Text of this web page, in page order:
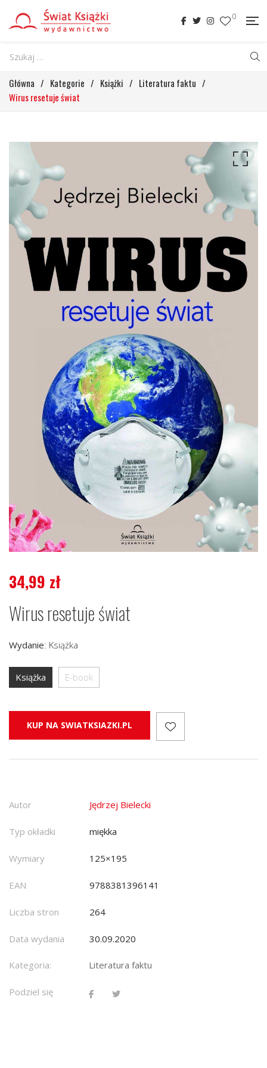
0
Główna / Kategorie / Książki / Literatura faktu /
Wirus resetuje świat
34,99 zł
Wirus resetuje świat
Wydanie: Książka
Książka E-book
KUP NA SWIATKSIAZKI.PL
Autor Jędrzej Bielecki
Typ okładki miękka
Wymiary 125×195
EAN 9788381396141
Liczba stron 264
Data wydania 30.09.2020
Kategoria: Literatura faktu
Podziel się